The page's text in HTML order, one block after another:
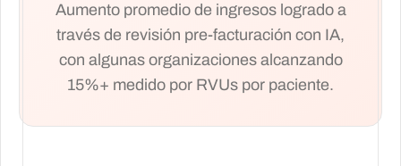
Aumento promedio de ingresos logrado a
través de revisión pre-facturación con IA,
con algunas organizaciones alcanzando
15%+ medido por RVUs por paciente.